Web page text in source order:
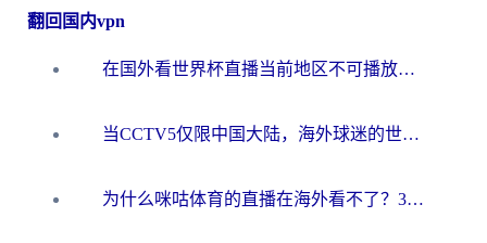
翻回国内vpn
在国外看世界杯直播当前地区不可播放？海外党必看的回国加速全攻略
当CCTV5仅限中国大陆，海外球迷的世界杯狂欢如何继续？
为什么咪咕体育的直播在海外看不了？3步解决海外看世界杯+抖音地区限制难题